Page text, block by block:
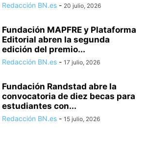
Redacción BN.es - 20 julio, 2026
Fundación MAPFRE y Plataforma
Editorial abren la segunda
edición del premio...
Redacción BN.es - 17 julio, 2026
Fundación Randstad abre la
convocatoria de diez becas para
estudiantes con...
Redacción BN.es - 15 julio, 2026